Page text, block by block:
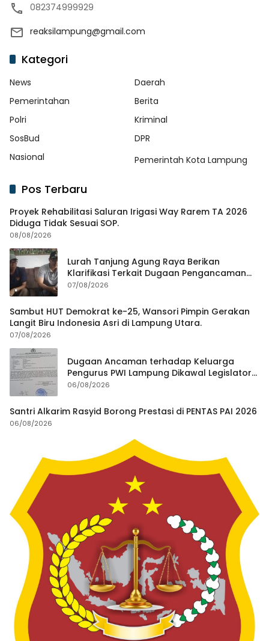
082374999929
reaksilampung@gmail.com
Kategori
News
Daerah
Pemerintahan
Berita
Polri
Kriminal
SosBud
DPR
Nasional
Pemerintah Kota Lampung
Pos Terbaru
Proyek Rehabilitasi Saluran Irigasi Way Rarem TA 2026
Diduga Tidak Sesuai SOP.
08/08/2026
Lurah Tanjung Agung Raya Berikan
Klarifikasi Terkait Dugaan Pengancaman
Antar Warga Yang Berujung Laporan ke
07/08/2026
Sambut HUT Demokrat ke-25, Wansori Pimpin Gerakan
Langit Biru Indonesia Asri di Lampung Utara.
07/08/2026
Dugaan Ancaman terhadap Keluarga
Pengurus PWI Lampung Dikawal Legislator
dan Jurnalis
06/08/2026
Santri Alkarim Rasyid Borong Prestasi di PENTAS PAI 2026
06/08/2026